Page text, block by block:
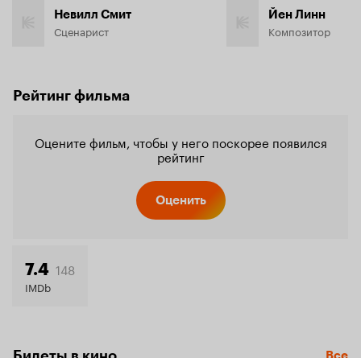
Невилл Смит
Сценарист
Йен Линн
Композитор
Рейтинг фильма
Оцените фильм, чтобы у него поскорее появился
рейтинг
Оценить
7.4 148
IMDb